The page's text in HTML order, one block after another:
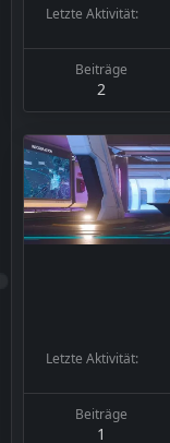
Letzte Aktivität
Beiträge
2
Letzte Aktivität
Beiträge
1